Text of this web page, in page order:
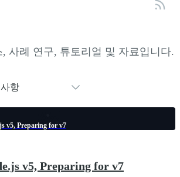
, 사례 연구, 튜토리얼 및 자료입니다.
항
v5, Preparing for v7
v5, Preparing for v7